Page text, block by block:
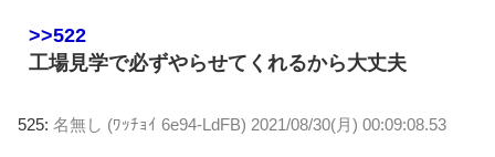
>>522
工場見学で必ずやらせてくれるから大丈夫
525: 名無し (ﾜｯﾁｮｲ 6e94-LdFB) 2021/08/30(月) 00:09:08.53